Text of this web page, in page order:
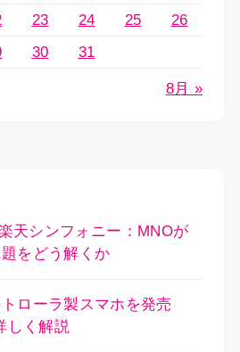
23 24 25
26
30 31
8月 »
天シンフォニー：MNOが
をどう解くか
ローラ製スマホを発売
しく解説